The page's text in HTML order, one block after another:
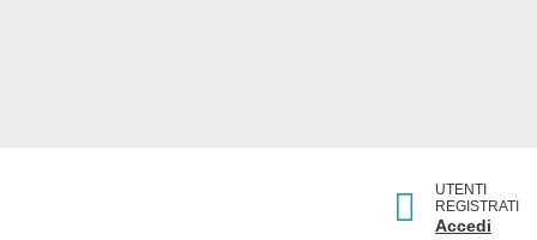
UTENTI
REGISTRATI
Accedi